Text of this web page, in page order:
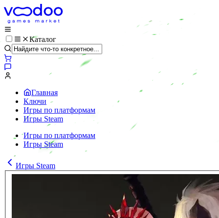
Каталог
Главная
Ключи
Игры по платформам
Игры Steam
Игры по платформам
Игры Steam
Игры Steam